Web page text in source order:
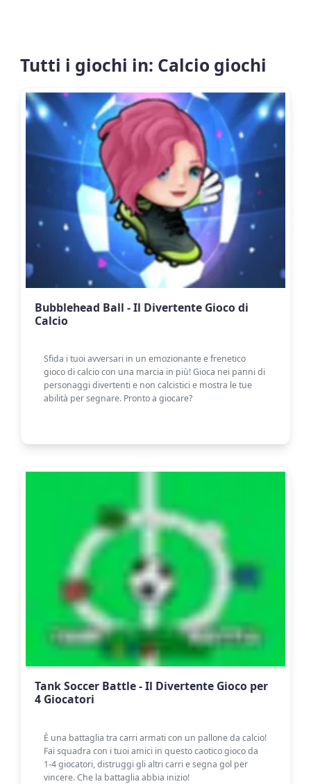
Tutti i giochi in: Calcio giochi
Bubblehead Ball - Il Divertente Gioco di
Calcio
Sfida i tuoi avversari in un emozionante e frenetico
gioco di calcio con una marcia in più! Gioca nei panni di
personaggi divertenti e non calcistici e mostra le tue
abilità per segnare. Pronto a giocare?
Tank Soccer Battle - Il Divertente Gioco per
4 Giocatori
È una battaglia tra carri armati con un pallone da calcio!
Fai squadra con i tuoi amici in questo caotico gioco da
1-4 giocatori, distruggi gli altri carri e segna gol per
vincere. Che la battaglia abbia inizio!